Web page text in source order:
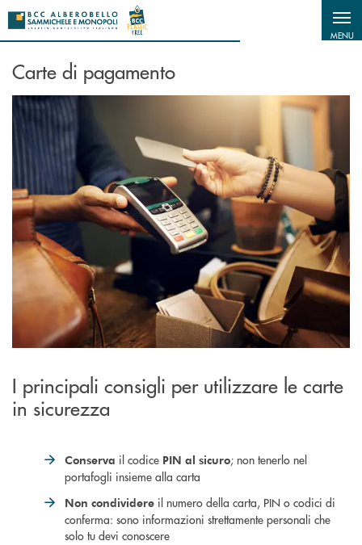
Salta al contenuto principale
MENU
Carte di pagamento
I principali consigli per utilizzare le carte
in sicurezza
Conserva il codice PIN al sicuro; non tenerlo nel
portafogli insieme alla carta
Non condividere il numero della carta, PIN o codici di
conferma: sono informazioni strettamente personali che
solo tu devi conoscere